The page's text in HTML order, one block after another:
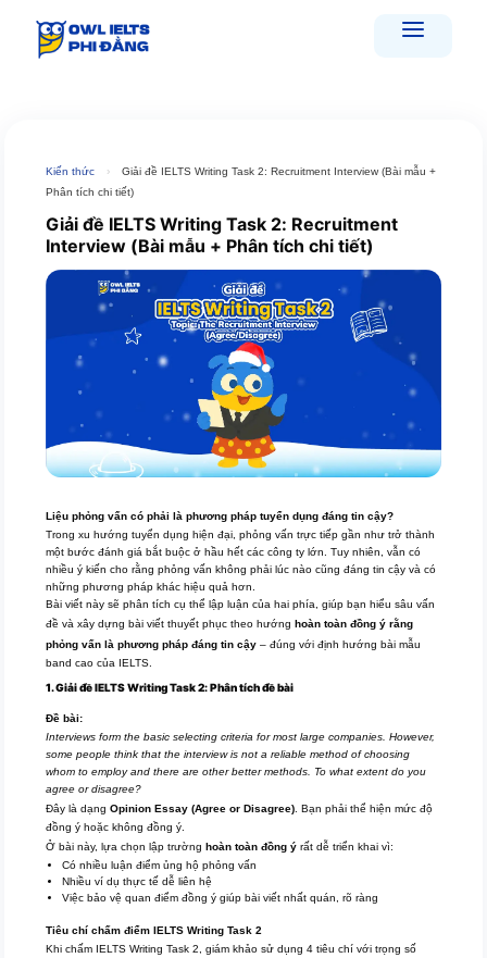
Kiến thức ›
Giải đề IELTS Writing Task 2: Recruitment Interview (Bài mẫu +
Phân tích chi tiết)
Giải đề IELTS Writing Task 2: Recruitment
Interview (Bài mẫu + Phân tích chi tiết)
Liệu phỏng vấn có phải là phương pháp tuyển dụng đáng tin cậy?
Trong xu hướng tuyển dụng hiện đại, phỏng vấn trực tiếp gần như trở thành
một bước đánh giá bắt buộc ở hầu hết các công ty lớn. Tuy nhiên, vẫn có
nhiều ý kiến cho rằng phỏng vấn không phải lúc nào cũng đáng tin cậy và có
những phương pháp khác hiệu quả hơn.
Bài viết này sẽ phân tích cụ thể lập luận của hai phía, giúp bạn hiểu sâu vấn
đề và xây dựng bài viết thuyết phục theo hướnghoàn toàn đồng ý rằng
phỏng vấn là phương pháp đáng tin cậy – đúng với định hướng bài mẫu
band cao của IELTS.
1. Giải đề IELTS Writing Task 2: Phân tích đề bài
Đề bài:
Interviews form the basic selecting criteria for most large companies. However,
some people think that the interview is not a reliable method of choosing
whom to employ and there are other better methods. To what extent do you
agree or disagree?
Đây là dạngOpinion Essay (Agree or Disagree) . Bạn phải thể hiện mức độ
đồng ý hoặc không đồng ý.
Ở bài này, lựa chọn lập trườnghoàn toàn đồng ý rất dễ triển khai vì:
Có nhiều luận điểm ủng hộ phỏng vấn
Nhiều ví dụ thực tế dễ liên hệ
Việc bảo vệ quan điểm đồng ý giúp bài viết nhất quán, rõ ràng
Tiêu chí chấm điểm IELTS Writing Task 2
Khi chấm IELTS Writing Task 2, giám khảo sử dụng 4 tiêu chí với trọng số